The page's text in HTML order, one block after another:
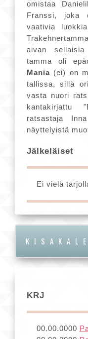
omistaa
Franssi, joka
vaativia
aivan
tamma oli
Mania (ei) on
tallissa, sillä
vasta nuori
kantakirjattu
ratsastaja
näyttelyistä
Jälkeläiset
Ei vielä
KRJ
00.00.0000